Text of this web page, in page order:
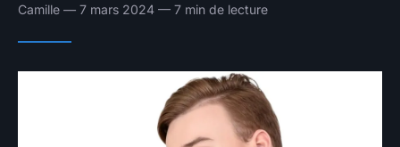
Camille — 7 mars 2024 — 7 min de lecture